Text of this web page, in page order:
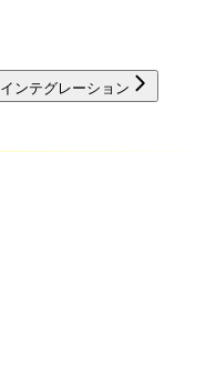
インテグレーション